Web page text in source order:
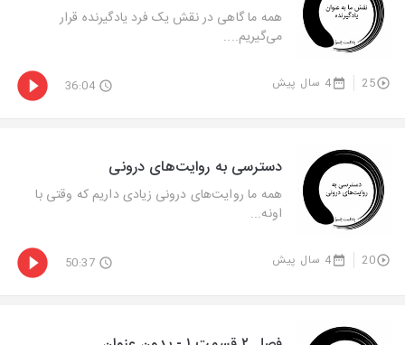
همه ما گاهی در نقش یک فرد یادگیرنده قرار
می‌گیریم....
25 4 سال پیش 36:04
دسترسی به روایت‌های درونی
همه ما روایت‌های درونی زیادی داریم که وقتی با
اونه...
20 4 سال پیش 50:37